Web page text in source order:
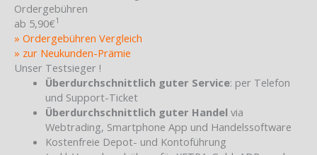
Ordergebühren
ab 5,90€1
» Ordergebühren Vergleich
» zur Neukunden-Prämie
Unser Testsieger !
Überdurchschnittlich guter Service: per Telefon
und Support-Ticket
Überdurchschnittlich guter Handel via
Webtrading, Smartphone App und Handelssoftware
Kostenfreie Depot- und Kontoführung